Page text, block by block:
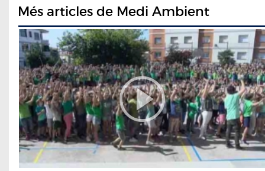
Més articles de Medi Ambient